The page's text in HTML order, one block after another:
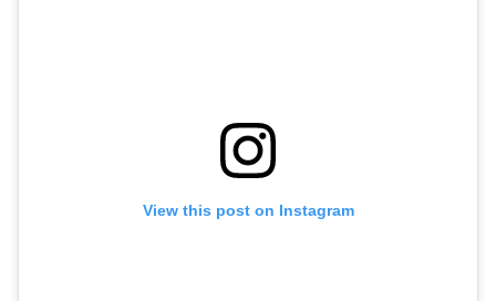
View this post on Instagram